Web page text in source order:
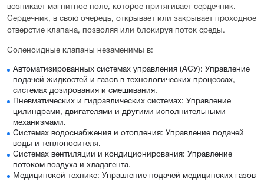
возникает магнитное поле, которое притягивает сердечник.
Сердечник, в свою очередь, открывает или закрывает проходное
отверстие клапана, позволяя или блокируя поток среды.
Соленоидные клапаны незаменимы в:
Автоматизированных системах управления (АСУ): Управление
подачей жидкостей и газов в технологических процессах,
системах дозирования и смешивания.
Пневматических и гидравлических системах: Управление
цилиндрами, двигателями и другими исполнительными
механизмами.
Системах водоснабжения и отопления: Управление подачей
воды и теплоносителя.
Системах вентиляции и кондиционирования: Управление
потоком воздуха и хладагента.
Медицинской технике: Управление подачей медицинских газов